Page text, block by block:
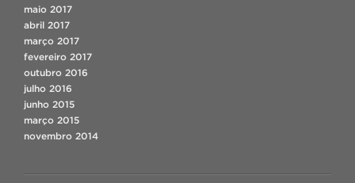
maio 2017
abril 2017
março 2017
fevereiro 2017
outubro 2016
julho 2016
junho 2015
março 2015
novembro 2014